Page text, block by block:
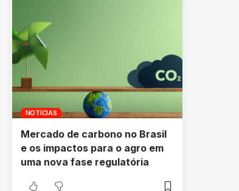
NOTÍCIAS
Mercado de carbono no Brasil
e os impactos para o agro em
uma nova fase regulatória